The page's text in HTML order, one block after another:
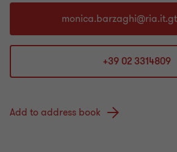
+39 02 3314809
Add to address book